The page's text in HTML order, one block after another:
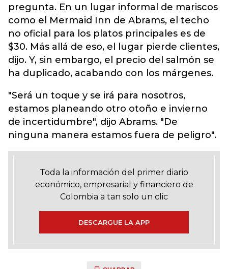
pregunta. En un lugar informal de mariscos
como el Mermaid Inn de Abrams, el techo
no oficial para los platos principales es de
$30. Más allá de eso, el lugar pierde clientes,
dijo. Y, sin embargo, el precio del salmón se
ha duplicado, acabando con los márgenes.
"Será un toque y se irá para nosotros,
estamos planeando otro otoño e invierno
de incertidumbre", dijo Abrams. "De
ninguna manera estamos fuera de peligro".
Toda la información del primer diario
económico, empresarial y financiero de
Colombia a tan solo un clic
DESCARGUE LA APP